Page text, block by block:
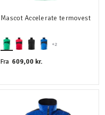
+2
Mascot Accelerate termovest
Fra 609,00 kr.